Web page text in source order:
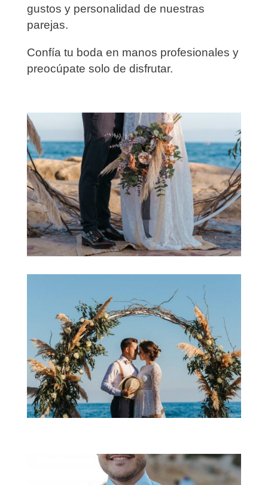
gustos y personalidad de nuestras
parejas.
Confía tu boda en manos profesionales y
preocúpate solo de disfrutar.